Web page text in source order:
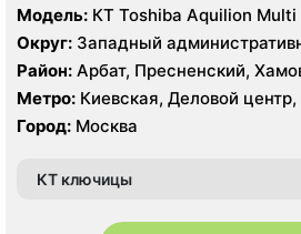
Модель: КТ Toshiba Aquilion
Logiq E9
Округ: Западный
Район: Арбат, Пресненский,
Фили-Давыдково
Метро: Киевская, Деловой
Баррикадная,
Парк Победы, Смоленская,
Город: Москва
КТ ключицы